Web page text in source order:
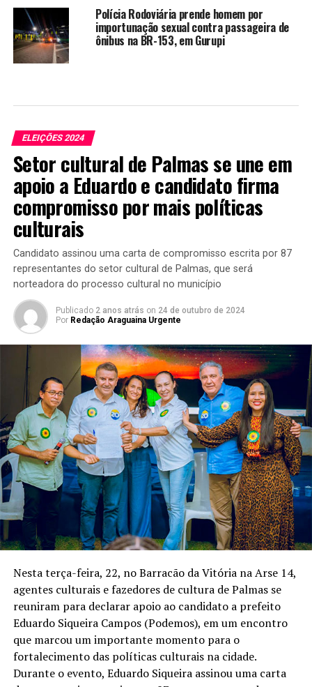
Polícia Rodoviária prende homem por
importunação sexual contra passageira de
ônibus na BR-153, em Gurupi
ELEIÇÕES 2024
Setor cultural de Palmas se une em
apoio a Eduardo e candidato firma
compromisso por mais políticas
culturais
Candidato assinou uma carta de compromisso escrita por 87
representantes do setor cultural de Palmas, que será
norteadora do processo cultural no município
Publicado 2 anos atrás on 24 de outubro de 2024
Por Redação Araguaina Urgente
Nesta terça-feira, 22, no Barracão da Vitória na Arse 14,
agentes culturais e fazedores de cultura de Palmas se
reuniram para declarar apoio ao candidato a prefeito
Eduardo Siqueira Campos (Podemos), em um encontro
que marcou um importante momento para o
fortalecimento das políticas culturais na cidade.
Durante o evento, Eduardo Siqueira assinou uma carta